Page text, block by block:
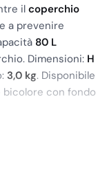
il coperchio
a prevenire
80 L
Dimensioni: H
3,0 kg. Disponibile
con fondo